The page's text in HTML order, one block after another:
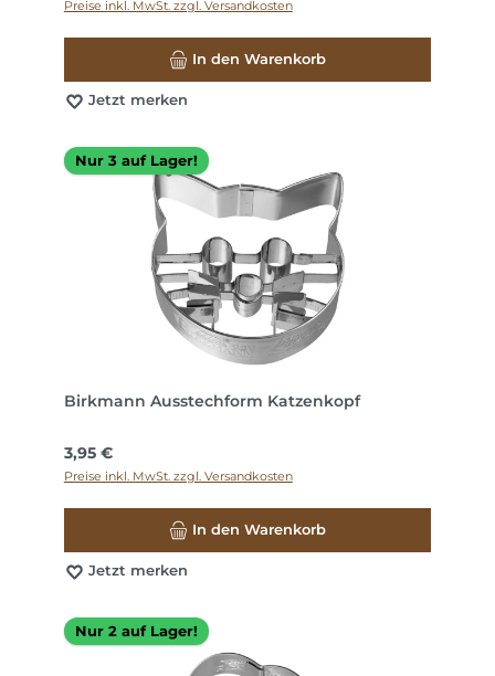
Preise inkl. MwSt. zzgl. Versandkosten
In den Warenkorb
Jetzt merken
Nur 3 auf Lager!
Birkmann Ausstechform Katzenkopf
Regulärer Preis:
3,95 €
Preise inkl. MwSt. zzgl. Versandkosten
In den Warenkorb
Jetzt merken
Nur 2 auf Lager!